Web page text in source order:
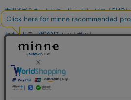
世界初総合ネットセキュリティサービス「GMOセ
パスワード漏洩診断
Webサイトリスク診断
セキュリティ相談AIチャットボット
実在証明・盗聴対策
サイバー攻撃対策（GMO Flatt Security）
セキュリティ事業の軌跡